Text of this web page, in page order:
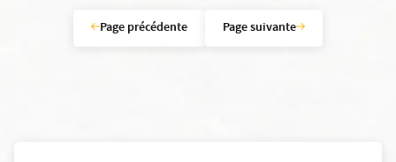
Page précédente Page suivante